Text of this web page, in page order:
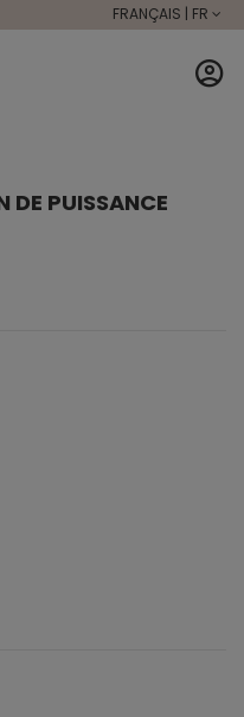
FRANÇAIS | FR
DE PUISSANCE